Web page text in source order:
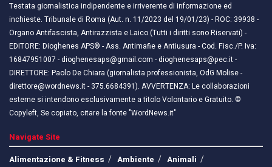
Testata giornalistica indipendente e irriverente di informazione ed
inchieste. Tribunale di Roma (Aut. n. 11/2023 del 19/01/23) - ROC: 39938 -
Organo Antifascista, Antirazzista e Laico (Tutti i diritti sono Riservati) -
EDITORE: Dioghenes APS® - Ass. Antimafie e Antiusura - Cod. Fisc./P. Iva:
16847951007 - dioghenesaps@gmail.com - dioghenesaps@pec.it - ​​
DIRETTORE: Paolo De Chiara (giornalista professionista, OdG Molise -
direttore@wordnews.it - ​​375.6684391). AVVERTENZA: Le collaborazioni
esterne si intendono esclusivamente a titolo Volontario e Gratuito. ©
Copyleft, Se copiato, citare la fonte "WordNews.it"
Navigate Site
Alimentazione & Fitness
Ambiente
Animali